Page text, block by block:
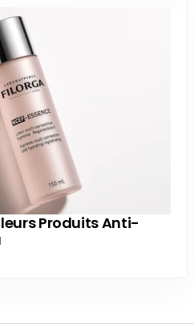
Produits Anti-